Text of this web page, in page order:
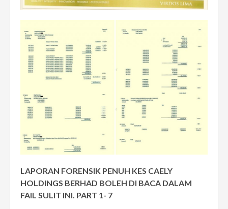
LAPORAN FORENSIK PENUH KES CAELY
HOLDINGS BERHAD BOLEH DI BACA DALAM
FAIL SULIT INI. PART 1- 7